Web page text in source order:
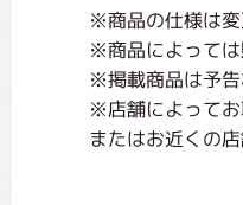
※商品の仕様は変
※商品によって
※掲載商品は予
※店舗によって
またはお近くの